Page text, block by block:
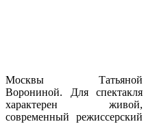
Москвы Татьяной
Ворониной. Для спектакля
характерен живой,
современный режиссерский